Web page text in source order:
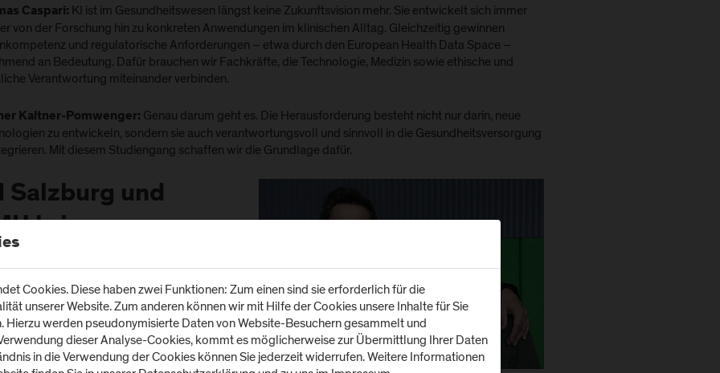
Caspari: KI ist im Gesundheitswesen längst keine Zukunftsvision mehr. Sie entwickelt sich immer
von der Forschung hin zu konkreten Anwendungen im klinischen Alltag. Gleichzeitig gewinnen
und regulatorische Anforderungen – etwa durch den European Health Data Space –
an Bedeutung. Dafür brauchen wir Fachkräfte, die Technologie, Medizin sowie ethische und
Verantwortung miteinander verbinden.
Kaltner-Pomwenger: Genau darum geht es. Die Herausforderung besteht nicht nur darin, neue
zu entwickeln, sondern sie auch verantwortungsvoll und sinnvoll in die Gesundheitsversorgung
Mit diesem Studiengang schaffen wir die Grundlage dafür.
Salzburg und
bringen
ein. Wie hat
das
Cookies. Diese haben zwei Funktionen: Zum einen sind sie erforderlich für die
unserer Website. Zum anderen können wir mit Hilfe der Cookies unsere Inhalte für Sie
Hierzu werden pseudonymisierte Daten von Website-Besuchern gesammelt und
dieser Analyse-Cookies, kommt es möglicherweise zur Übermittlung Ihrer Daten
in die Verwendung der Cookies können Sie jederzeit widerrufen. Weitere Informationen